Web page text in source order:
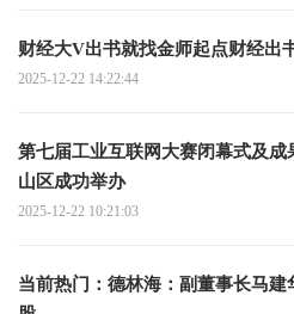
财经大V出书就找金师起点财经出
2025-12-22 14:22:44
第七届工业互联网大赛闭幕式及
山区成功举办
2025-12-22 10:21:03
当前热门：德林海：副董事长马